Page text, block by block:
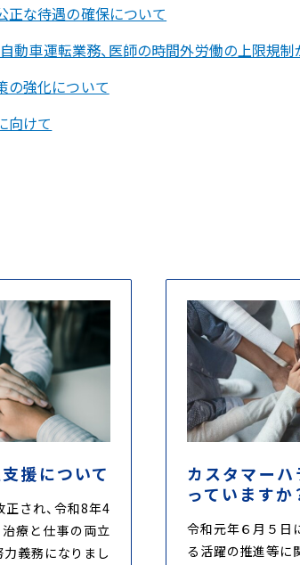
正な待遇の確保について
動車運転業務、医師の時間外労働の上限規
の強化について
向けて
援について
され、令和8年4
療と仕事の両立
義務になりまし
カスタマー
っていますか
令和元年６月５日
る活躍の推進等に